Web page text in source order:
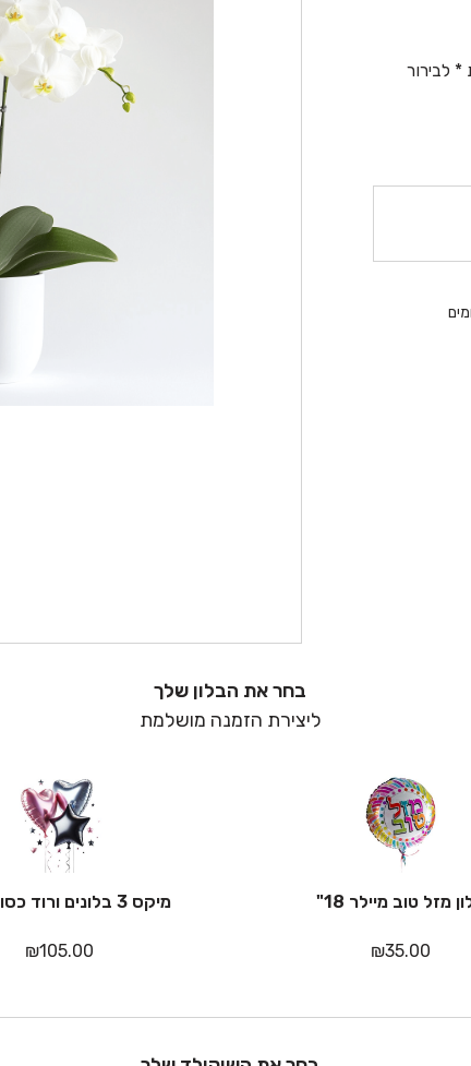
לבירור
בחר את הבלון שלך
ליצירת הזמנה מושלמת
מזל טוב מיילר 18"
₪35.00
מיקס 3 בלונים ורוד כסוף שחור
₪105.00